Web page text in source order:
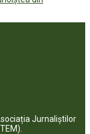
Jurnaliștilor